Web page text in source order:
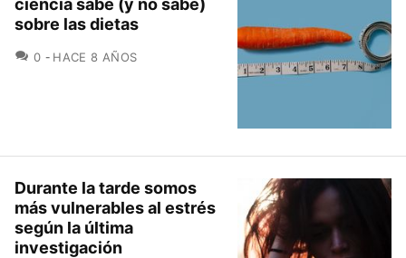
sobre las dietas
0 COMENTARIOS
HACE 8 AÑOS
Durante la tarde somos
más vulnerables al estrés
según la última
investigación